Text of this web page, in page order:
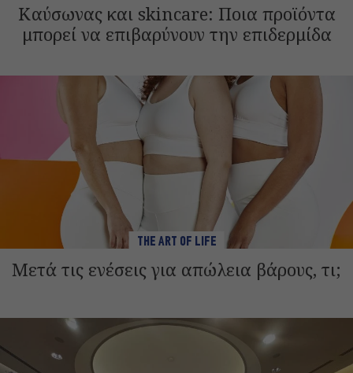
Καύσωνας και skincare: Ποια προϊόντα
μπορεί να επιβαρύνουν την επιδερμίδα
THE ART OF LIFE
Μετά τις ενέσεις για απώλεια βάρους, τι;